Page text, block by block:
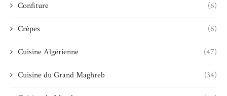
Confiture (6)
Crêpes (6)
Cuisine Algérienne (47)
Cuisine du Grand Maghreb (34)